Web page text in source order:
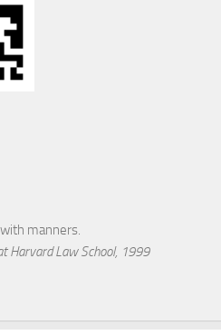
manners.
Harvard Law School, 1999